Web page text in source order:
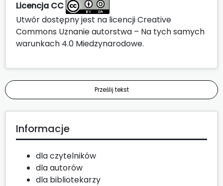
Licencja CC
Utwór dostępny jest na licencjiCreative
Commons Uznanie autorstwa – Na tych samych
warunkach 4.0 Miedzynarodowe.
Prześlij tekst
Informacje
dla czytelników
dla autorów
dla bibliotekarzy